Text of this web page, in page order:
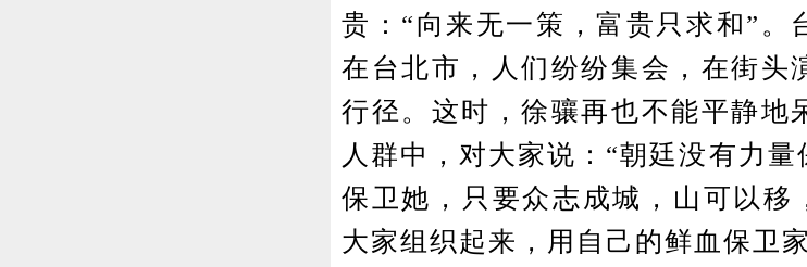
贵：“向来无一策，富贵只求和”。
在台北市，人们纷纷集会，在街头
行径。这时，徐骧再也不能平静地
人群中，对大家说：“朝廷没有力
保卫她，只要众志成城，山可以移
大家组织起来，用自己的鲜血保卫家